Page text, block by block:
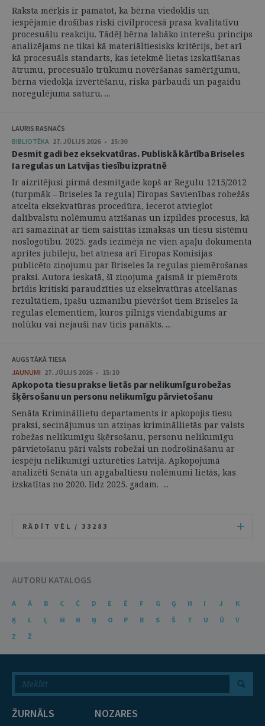
Raksta mērķis ir pamatot, ka bērna viedoklis un
iespējamie drošības riski civilprocesā prasa kvalitatīvu
procesuālu reakciju. Tādēļ bērna labāko interešu princips
analizējams ne tikai kā materiāltiesisks kritērijs, bet arī
kā procesuāls standarts, kas ietekmē lietas izskatīšanas
ātrumu, procesuālo trūkumu novēršanas samērīgumu,
bērna viedokļa izvērtēšanu, riska pārbaudi un pagaidu
noregulējuma saturu. ...
LAURIS RASNAČS
BIBLIOTĒKA 27. JŪLIJS 2026 • 15:30
Desmit gadi bez eksekvatūras. Publiskā kārtība Briseles
Ia regulas un Latvijas tiesību izpratnē
Ir aizritējusi pirmā desmitgade kopš ar Regulu 1215/2012
(turpmāk – Briseles Ia regula) Eiropas Savienības robežās
atcelta eksekvatūras procedūra, iecerot atvieglot
dalībvalstu nolēmumu atzīšanas un izpildes procesus, kā
arī samazināt ar tiem saistītās izmaksas un tiesu sistēmu
noslogotību. 2025. gads iezīmēja ne vien apaļu dokumenta
aprites jubileju, bet atnesa arī Eiropas Komisijas
publicēto ziņojumu par Briseles Ia regulas piemērošanas
praksi. Autora ieskatā, šī ziņojuma gaismā ir piemērots
brīdis kritiski paraudzīties uz eksekvatūras atcelšanas
rezultātiem, īpašu uzmanību pievēršot tiem Briseles Ia
regulas elementiem, kuros pilnīgs viendabīgums ar
nolūku vai nejauši nav ticis panākts. ...
AUGSTĀKĀ TIESA
JAUNUMI 27. JŪLIJS 2026 • 15:10
Apkopota tiesu prakse lietās par nelikumīgu robežas
šķērsošanu un personu nelikumīgu pārvietošanu
Senāta Krimināllietu departaments ir apkopojis tiesu
praksi, secinājumus un atziņas krimināllietās par valsts
robežas nelikumīgu šķērsošanu, personu nelikumīgu
pārvietošanu pāri valsts robežai un nodrošināšanu ar
iespēju nelikumīgi uzturēties Latvijā. Apkopojumā
analizēti Senāta un apgabaltiesu nolēmumi lietās, kas
izskatītas no 2020. līdz 2025. gadam. ...
RĀDĪT VĒL / 33283
AUTORU KATALOGS
A Ā B C Č D E Ē F G Ģ H I J
K
Ķ
L Ļ M N Ņ O P R S Š T U Ū
V
Z
Ž
ŽURNĀLS
NOZARES